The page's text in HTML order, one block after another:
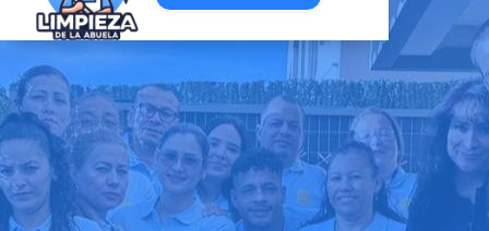
LIMPIEZA DE COMUNIDADES
EN CHAPINERÍA
Cuidamos cada rincón de tu
comunidad para un entorno limpio
y agradable